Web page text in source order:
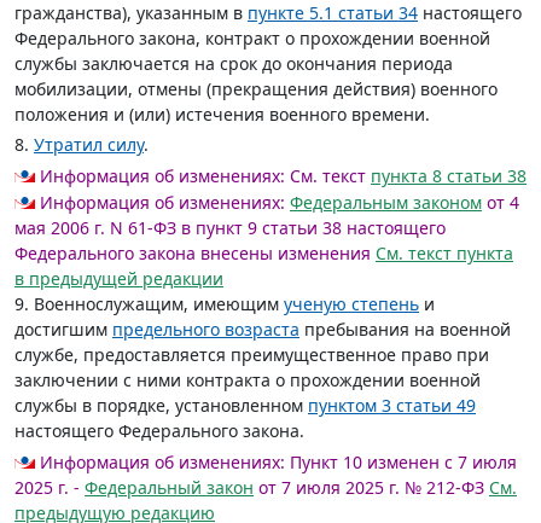
гражданства), указанным в пункте 5.1 статьи 34 настоящего
Федерального закона, контракт о прохождении военной
службы заключается на срок до окончания периода
мобилизации, отмены (прекращения действия) военного
положения и (или) истечения военного времени.
8. Утратил силу.
Информация об изменениях: См. текст пункта 8 статьи 38
Информация об изменениях: Федеральным законом от 4
мая 2006 г. N 61-ФЗ в пункт 9 статьи 38 настоящего
Федерального закона внесены изменения См. текст пункта
в предыдущей редакции
9. Военнослужащим, имеющим ученую степень и
достигшим предельного возраста пребывания на военной
службе, предоставляется преимущественное право при
заключении с ними контракта о прохождении военной
службы в порядке, установленном пунктом 3 статьи 49
настоящего Федерального закона.
Информация об изменениях: Пункт 10 изменен с 7 июля
2025 г. - Федеральный закон от 7 июля 2025 г. № 212-ФЗ См.
предыдущую редакцию